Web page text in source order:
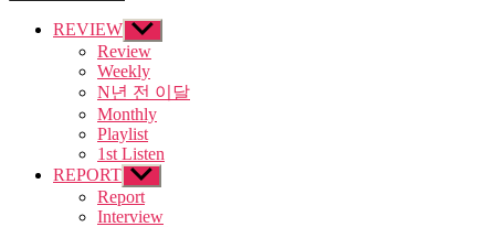
REVIEW Show
sub
menu
Review
Weekly
N년 전 이달
Monthly
Playlist
1st Listen
REPORT Show
sub
menu
Report
Interview